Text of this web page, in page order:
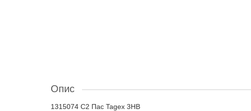
Опис
1315074 C2 Пас Tagex 3HB